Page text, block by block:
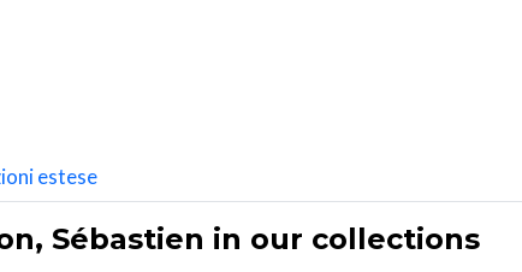
estese
Sébastien in our collections